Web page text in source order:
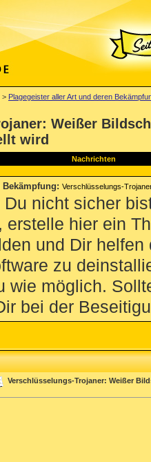
> Plagegeister aller Art und deren
Weißer
wird
Nachrichten
: Verschlüsselungs-
nicht sicher
erstelle hier ein
und Dir
zu
wie möglich.
bei der
Verschlüsselungs-Trojaner: Weißer